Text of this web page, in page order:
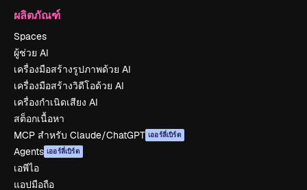
ผลิตภัณฑ์
Spaces
ผู้ช่วย AI
เครื่องมือสร้างรูปภาพด้วย AI
เครื่องมือสร้างวิดีโอด้วย AI
เครื่องกำเนิดเสียง AI
สต็อกเนื้อหา
MCP สำหรับ Claude/ChatGPT เออร์ลี่เบิร์ด
Agents เออร์ลี่เบิร์ด
เอพีไอ
แอปมือถือ